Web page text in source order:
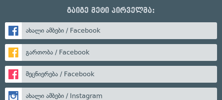
გაიგე მეტი პირველმა:
ახალი ამბები / Facebook
გართობა / Facebook
მეცნიერება / Facebook
ახალი ამბები / Instagram